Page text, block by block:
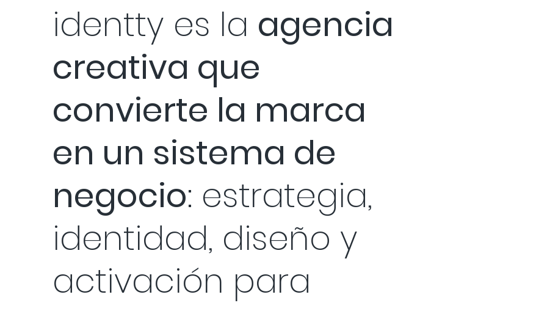
identty es la agencia
creativa que
convierte la marca
en un sistema de
negocio: estrategia,
identidad, diseño y
activación para